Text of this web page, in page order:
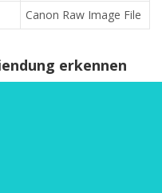
Canon Raw Image File
erkennen